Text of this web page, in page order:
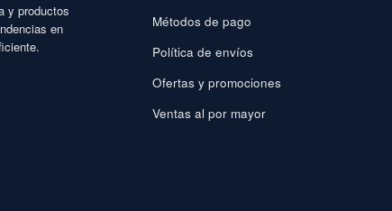
y productos
en
Métodos de pago
Política de envíos
Ofertas y promociones
Ventas al por mayor